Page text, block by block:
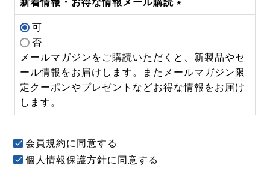
新着情報・お得な情報メール購読
可
否
メールマガジンをご購読いただくと、新製品やセ
ール情報をお届けします。またメールマガジン限
定クーポンやプレゼントなどお得な情報をお届け
します。
会員規約に同意する
個人情報保護方針に同意する